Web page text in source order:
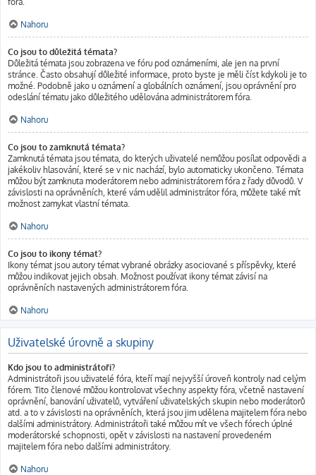
Nahoru
Co jsou to důležitá témata?
Důležitá témata jsou zobrazena ve fóru pod oznámeními, ale jen na první
stránce. Často obsahují důležité informace, proto byste je měli číst kdykoli je to
možné. Podobně jako u oznámení a globálních oznámení, jsou oprávnění pro
odeslání tématu jako důležitého udělována administrátorem fóra.
Nahoru
Co jsou to zamknutá témata?
Zamknutá témata jsou témata, do kterých uživatelé nemůžou posílat odpovědi a
jakékoliv hlasování, které se v nic nachází, bylo automaticky ukončeno. Témata
můžou být zamknuta moderátorem nebo administrátorem fóra z řady důvodů. V
závislosti na oprávněních, které vám udělil administrátor fóra, můžete také mít
možnost zamykat vlastní témata.
Nahoru
Co jsou to ikony témat?
Ikony témat jsou autory témat vybrané obrázky asociované s příspěvky, které
můžou indikovat jejich obsah. Možnost používat ikony témat závisí na
oprávněních nastavených administrátorem fóra.
Nahoru
Uživatelské úrovně a skupiny
Kdo jsou to administrátoři?
Administrátoři jsou uživatelé fóra, kteří mají nejvyšší úroveň kontroly nad celým
fórem. Tito členové můžou kontrolovat všechny aspekty fóra, včetně nastavení
oprávnění, banování uživatelů, vytváření uživatelských skupin nebo moderátorů
atd. a to v závislosti na oprávněních, která jsou jim udělena majitelem fóra nebo
dalšími administrátory. Administrátoři také můžou mít ve všech fórech úplné
moderátorské schopnosti, opět v závislosti na nastavení provedeném
majitelem fóra nebo dalšími administrátory.
Nahoru